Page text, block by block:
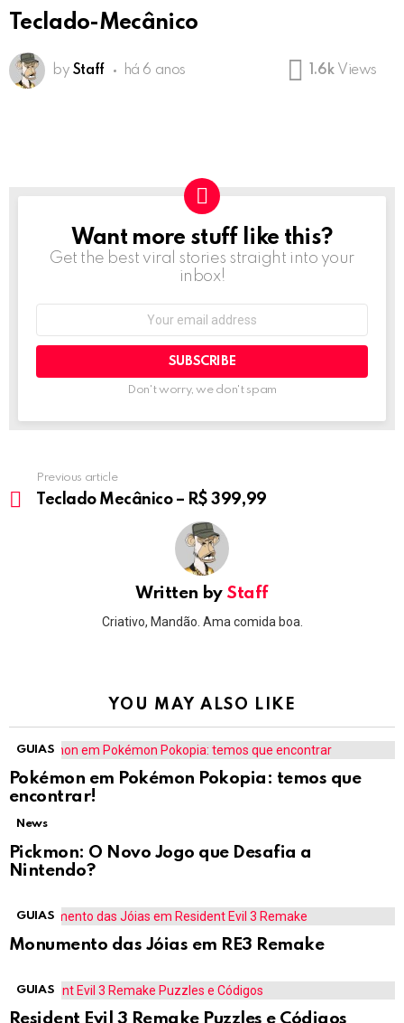
Teclado-Mecânico
by Staff há 6 anos 1.6k Views
NEWSLETTER
Want more stuff like this?
Get the best viral stories straight into your
inbox!
Don't worry, we don't spam
more
Previous article
Teclado Mecânico – R$ 399,99
Written by Staff
Criativo, Mandão. Ama comida boa.
YOU MAY ALSO LIKE
GUIAS
Pokémon em Pokémon Pokopia: temos que
encontrar!
News
Pickmon: O Novo Jogo que Desafia a
Nintendo?
GUIAS
Monumento das Jóias em RE3 Remake
GUIAS
Resident Evil 3 Remake Puzzles e Códigos